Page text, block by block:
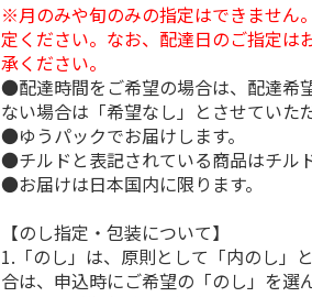
※月のみや旬のみの指定はできません
定ください。なお、配達日のご指定は
承ください。
●配達時間をご希望の場合は、配達希
ない場合は「希望なし」とさせていた
●ゆうパックでお届けします。
●チルドと表記されている商品はチル
●お届けは日本国内に限ります。
【のし指定・包装について】
1.「のし」は、原則として「内のし」
合は、申込時にご希望の「のし」を選